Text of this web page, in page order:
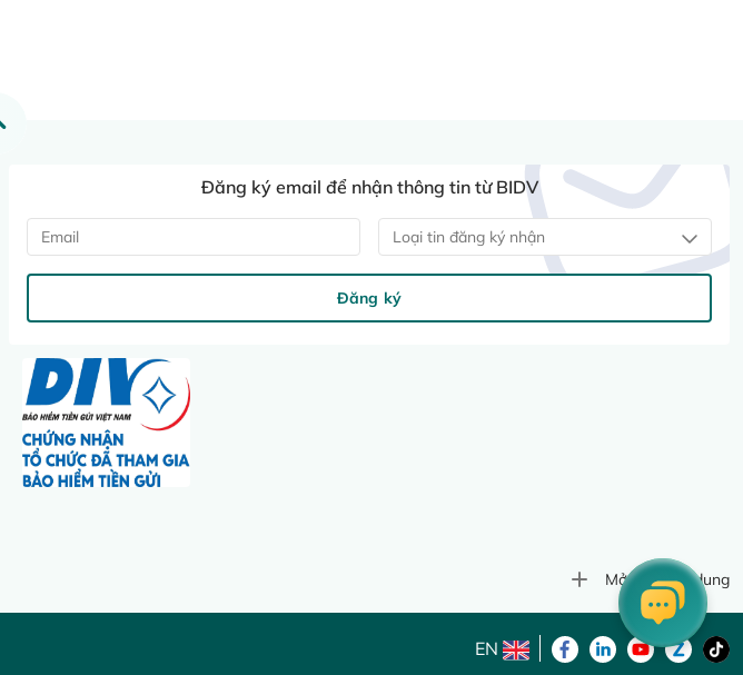
Đăng ký email để nhận thông tin từ BIDV
Loại tin đăng ký nhận
Đăng ký
Mở rộng nội dung
EN